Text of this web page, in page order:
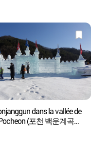
dans la vallée de
(포천 백운계곡